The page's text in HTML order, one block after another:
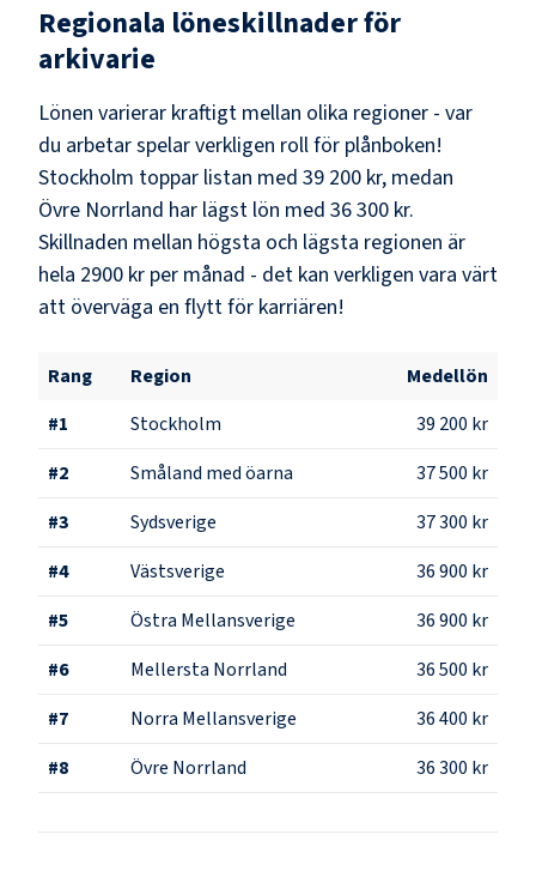
Regionala löneskillnader för
arkivarie
Lönen varierar kraftigt mellan olika regioner - var
du arbetar spelar verkligen roll för plånboken!
Stockholm toppar listan med 39 200 kr, medan
Övre Norrland har lägst lön med 36 300 kr.
Skillnaden mellan högsta och lägsta regionen är
hela 2900 kr per månad - det kan verkligen vara värt
att överväga en flytt för karriären!
Rang Region
Medellön
#1 Stockholm
39 200 kr
#2 Småland med öarna
37 500 kr
#3 Sydsverige
37 300 kr
#4 Västsverige
36 900 kr
#5 Östra Mellansverige
36 900 kr
#6 Mellersta Norrland
36 500 kr
#7 Norra Mellansverige
36 400 kr
#8 Övre Norrland 36 300 kr